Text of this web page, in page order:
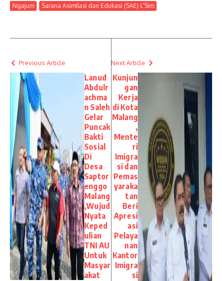
Ngajum
Sarana Asimilasi dan Edukasi (SAE) L’Sim
Previous Article
Lanud
Abdulr
achma
n Saleh
Gelar
Puncak
Bakti
Sosial
Di
Desa
Saptor
enggo
Malang
,Wujud
Nyata
Keped
ulian
TNI AU
Untuk
Masyar
akat
Next Article
Kunjun
gan
Kerja
di Kota
Malang
,
Mente
ri
Imigra
si dan
Pemas
yaraka
tan
Beri
Apresi
asi
Pelaya
nan
Kantor
Imigra
si